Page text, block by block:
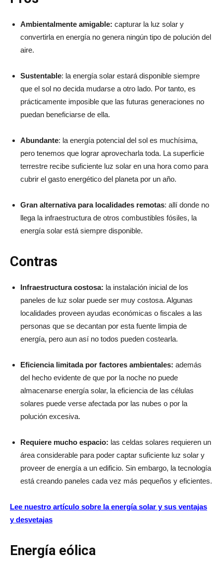
Ambientalmente amigable: capturar la luz solar y
convertirla en energía no genera ningún tipo de polución del
aire.
Sustentable: la energía solar estará disponible siempre
que el sol no decida mudarse a otro lado. Por tanto, es
prácticamente imposible que las futuras generaciones no
puedan beneficiarse de ella.
Abundante: la energía potencial del sol es muchísima,
pero tenemos que lograr aprovecharla toda. La superficie
terrestre recibe suficiente luz solar en una hora como para
cubrir el gasto energético del planeta por un año.
Gran alternativa para localidades remotas: allí donde no
llega la infraestructura de otros combustibles fósiles, la
energía solar está siempre disponible.
Contras
Infraestructura costosa: la instalación inicial de los
paneles de luz solar puede ser muy costosa. Algunas
localidades proveen ayudas económicas o fiscales a las
personas que se decantan por esta fuente limpia de
energía, pero aun así no todos pueden costearla.
Eficiencia limitada por factores ambientales: además
del hecho evidente de que por la noche no puede
almacenarse energía solar, la eficiencia de las células
solares puede verse afectada por las nubes o por la
polución excesiva.
Requiere mucho espacio: las celdas solares requieren un
área considerable para poder captar suficiente luz solar y
proveer de energía a un edificio. Sin embargo, la tecnología
está creando paneles cada vez más pequeños y eficientes.
Lee nuestro artículo sobre la energía solar y sus ventajas
y desvetajas
Energía eólica